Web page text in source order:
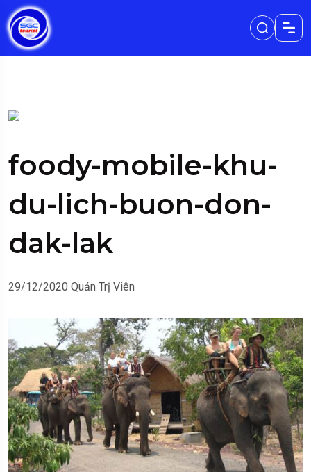
foody-mobile-khu-
du-lich-buon-don-
dak-lak
29/12/2020 Quản Trị Viên